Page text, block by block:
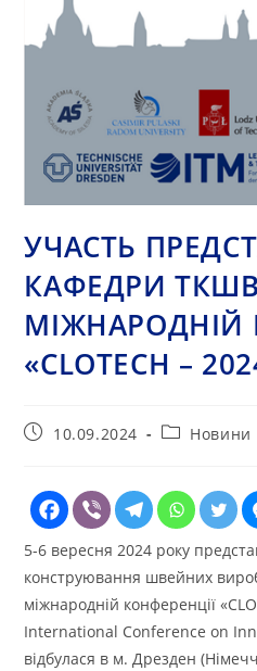
УЧАСТЬ
КАФЕДРИ
МІЖНАРОДНІЙ
«CLOTECH –
Запис10.09.2024
Категорія
Новини
5-6 вересня 2024 року
конструювання швейних
міжнародній конференції
International Conference on
відбулася в м. Дрезден